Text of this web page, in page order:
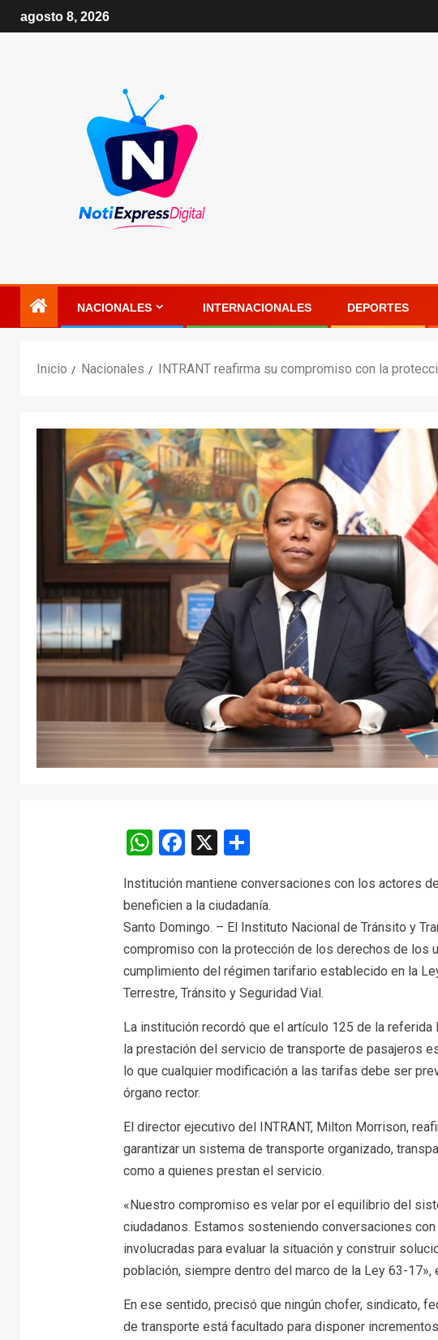
agosto 8, 2026
NACIONALES INTERNACIONALES DEPORTES
Inicio Nacionales INTRANT reafirma su compromiso con la
WhatsApp
Facebook
X Compartir
Institución mantiene conversaciones con los actores
beneficien a la ciudadanía.
Santo Domingo. – El Instituto Nacional de Tránsito y
compromiso con la protección de los derechos de los
cumplimiento del régimen tarifario establecido en la
Terrestre, Tránsito y Seguridad Vial.
La institución recordó que el artículo 125 de la
la prestación del servicio de transporte de pasajeros
lo que cualquier modificación a las tarifas debe ser
órgano rector.
El director ejecutivo del INTRANT, Milton Morrison,
garantizar un sistema de transporte organizado,
como a quienes prestan el servicio.
«Nuestro compromiso es velar por el equilibrio del
ciudadanos. Estamos sosteniendo conversaciones
involucradas para evaluar la situación y construir
población, siempre dentro del marco de la Ley 63-17»,
En ese sentido, precisó que ningún chofer, sindicato,
de transporte está facultado para disponer